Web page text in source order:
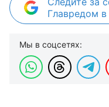
Главредом в
Мы в соцсетях: